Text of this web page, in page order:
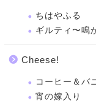
ちはやふる
ギルティ〜鳴
Cheese!
コーヒー＆バ
宵の嫁入り